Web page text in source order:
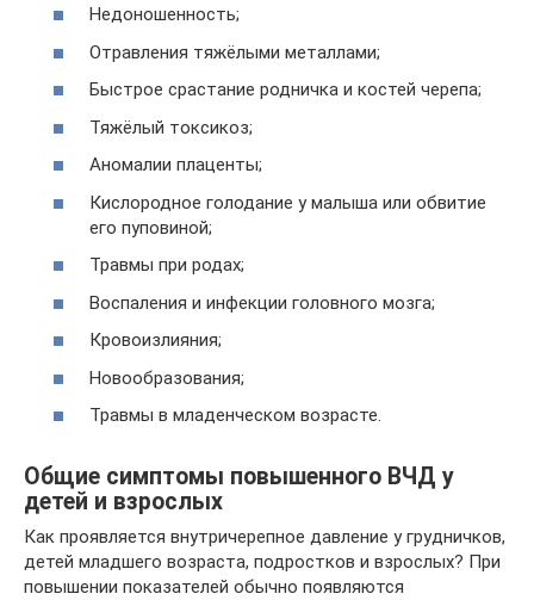
Недоношенность;
Отравления тяжёлыми металлами;
Быстрое срастание родничка и костей черепа;
Тяжёлый токсикоз;
Аномалии плаценты;
Кислородное голодание у малыша или обвитие
его пуповиной;
Травмы при родах;
Воспаления и инфекции головного мозга;
Кровоизлияния;
Новообразования;
Травмы в младенческом возрасте.
Общие симптомы повышенного ВЧД у
детей и взрослых
Как проявляется внутричерепное давление у грудничков,
детей младшего возраста, подростков и взрослых? При
повышении показателей обычно появляются